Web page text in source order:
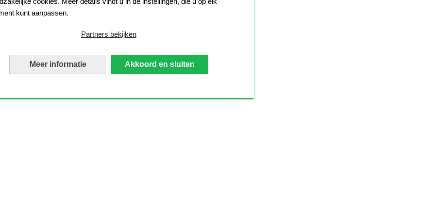
kunt aanpassen.
Partners bekijken
Meer informatie Akkoord en sluiten